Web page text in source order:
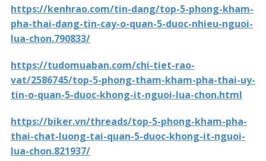
https://kenhrao.com/tin-dang/top-5-phong-kham-
pha-thai-dang-tin-cay-o-quan-5-duoc-nhieu-nguoi-
lua-chon.790833/
https://tudomuaban.com/chi-tiet-rao-
vat/2586745/top-5-phong-tham-kham-pha-thai-uy-
tin-o-quan-5-duoc-khong-it-nguoi-lua-chon.html
https://biker.vn/threads/top-5-phong-kham-pha-
thai-chat-luong-tai-quan-5-duoc-khong-it-nguoi-
lua-chon.821937/